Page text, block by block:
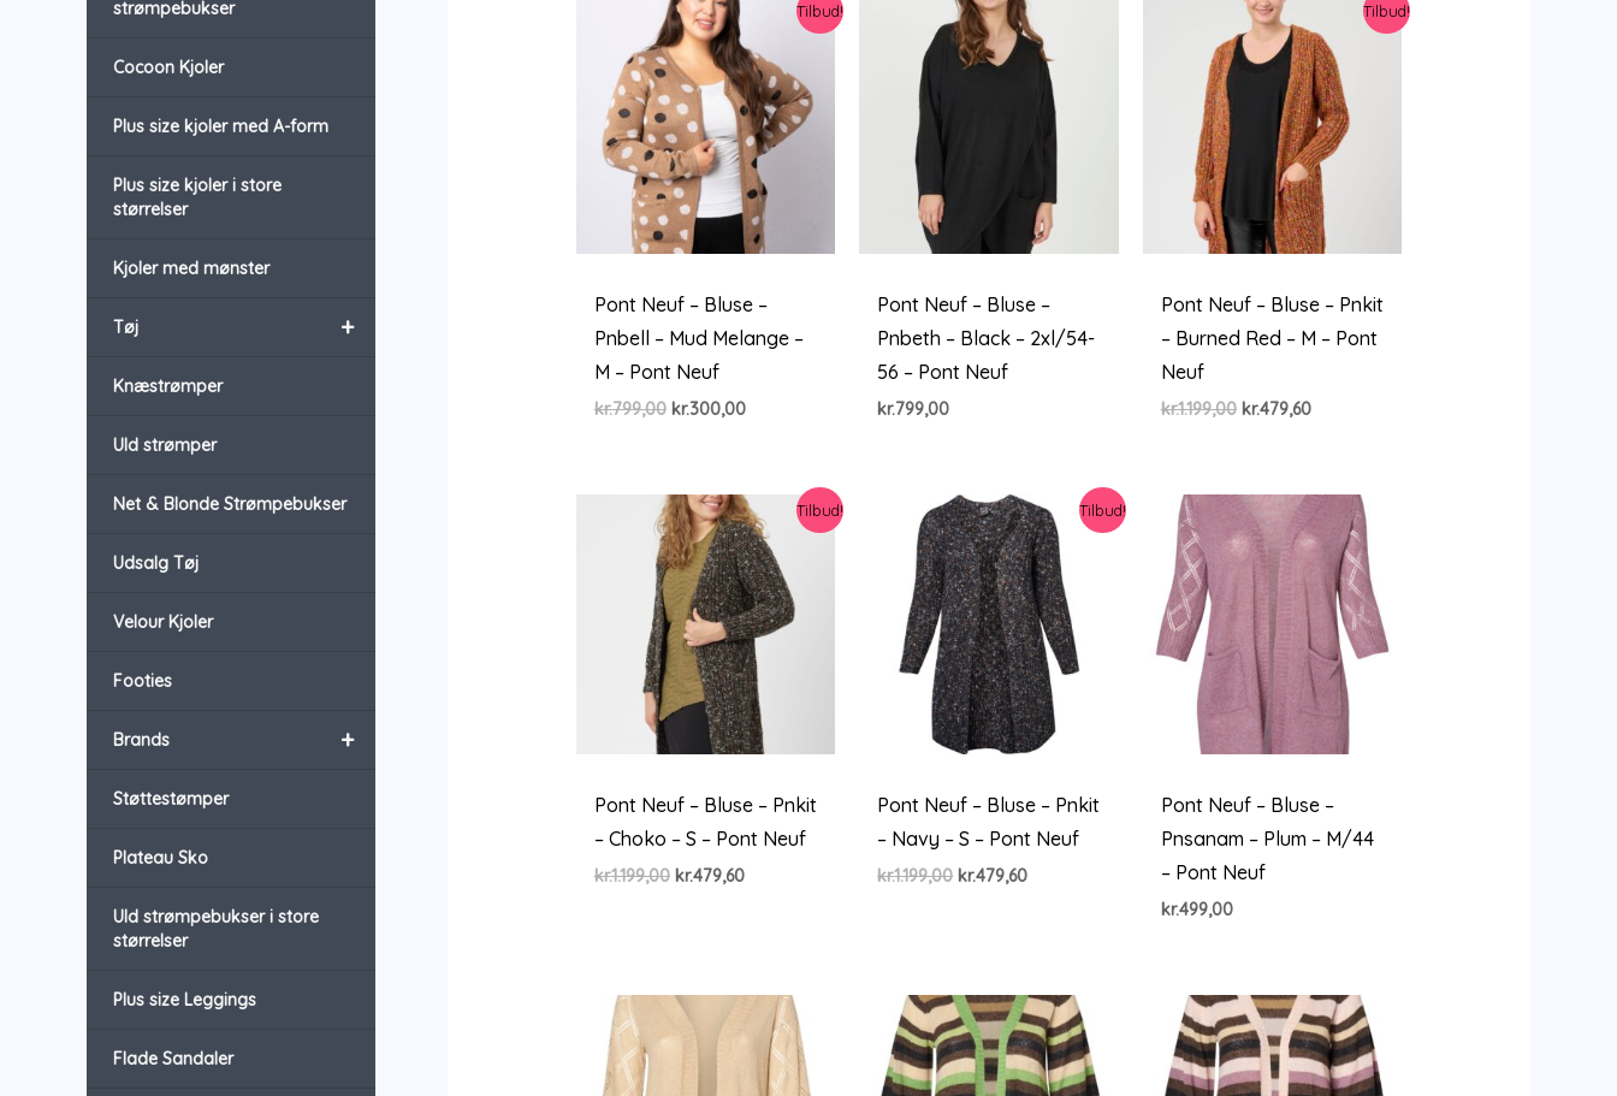
strømpebukser
Cocoon Kjoler
Plus size kjoler med A-form
Plus size kjoler i store
størrelser
Kjoler med mønster
+
Tøj
Knæstrømper
Uld strømper
Net & Blonde Strømpebukser
Udsalg Tøj
Velour Kjoler
Footies
+
Brands
Støttestømper
Plateau Sko
Uld strømpebukser i store
størrelser
Plus size Leggings
Flade Sandaler
Tilbud!
Pont Neuf – Bluse –
Pnbell – Mud Melange –
M – Pont Neuf
kr.799,00 Den
kr.799,00.
kr.300,00Den
kr.300,00.
Pont Neuf – Bluse –
Pnbeth – Black – 2xl/54-
56 – Pont Neuf
kr.799,00
Tilbud!
Pont Neuf – Bluse – Pnkit
– Burned Red – M – Pont
Neuf
kr.1.199,00 Den
kr.1.199,00.
kr.479,60Den
kr.479,60.
Tilbud!
Pont Neuf – Bluse – Pnkit
– Choko – S – Pont Neuf
kr.1.199,00 Den
kr.479,60Den
Tilbud!
Pont Neuf – Bluse – Pnkit
– Navy – S – Pont Neuf
kr.1.199,00 Den
kr.479,60Den
Pont Neuf – Bluse –
Pnsanam – Plum – M/44
– Pont Neuf
kr.499,00